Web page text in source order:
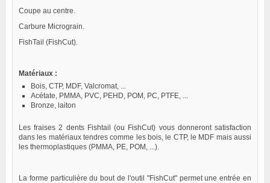
Coupe au centre.
Carbure Micrograin.
FishTail (FishCut).
Matériaux :
Bois, CTP, MDF, Valcromat, ...
Acétate, PMMA, PVC, PEHD, POM, PC, PTFE, ...
Bronze, laiton
Les fraises 2 dents Fishtail (ou FishCut) vous donneront satisfaction
dans les matériaux tendres comme les bois, le CTP, le MDF mais aussi
les thermoplastiques (PMMA, PE, POM, ...).
La forme particulière du bout de l'outil "FishCut" permet une entrée en